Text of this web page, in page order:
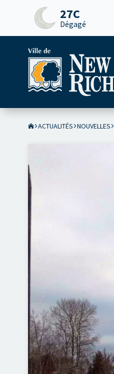
27C
Dégagé
ACTUALITÉS NOUVELLES